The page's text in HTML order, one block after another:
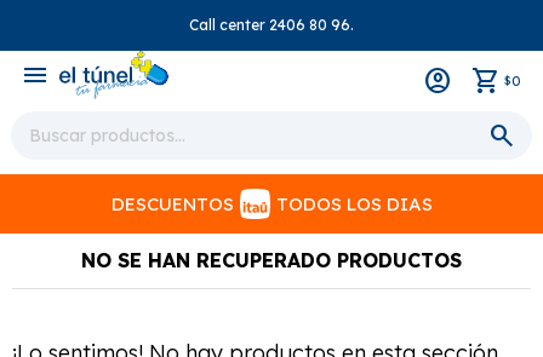
Call center 2406 80 96.
menu $0
DESCUENTOS TODOS LOS DIAS
NO SE HAN RECUPERADO PRODUCTOS
close